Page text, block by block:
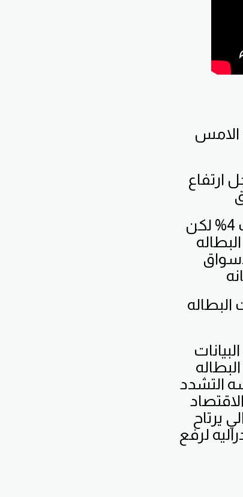
الامس
ارتفاع
التشدد
يرتاح
لرفع